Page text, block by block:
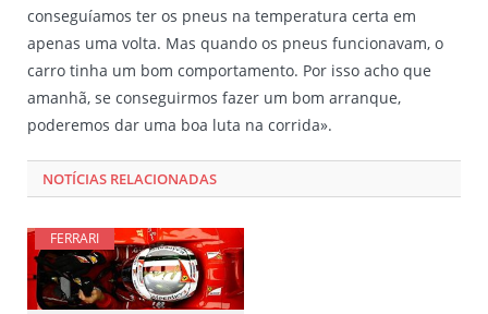
conseguíamos ter os pneus na temperatura certa em
apenas uma volta. Mas quando os pneus funcionavam, o
carro tinha um bom comportamento. Por isso acho que
amanhã, se conseguirmos fazer um bom arranque,
poderemos dar uma boa luta na corrida».
NOTÍCIAS RELACIONADAS
FERRARI